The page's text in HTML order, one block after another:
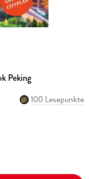
Peking
100 Lesepunkte